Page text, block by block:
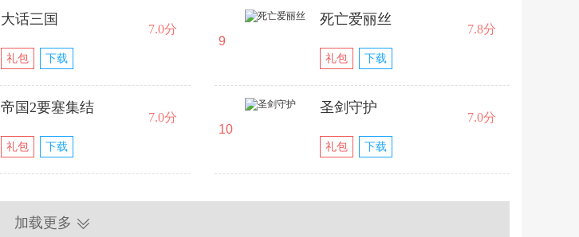
大话三国
礼包 下载
7.0分
帝国2要塞集结
礼包 下载
7.0分
9
死亡爱丽丝
礼包 下载
7.8分
10
圣剑守护
礼包 下载
7.0分
加载更多